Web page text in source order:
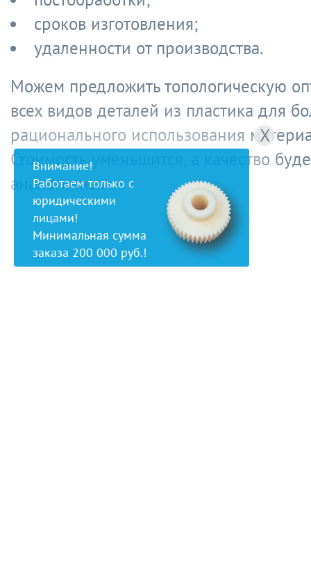
сроков изготовления;
удаленности от производства.
Можем предложить топологическую
всех видов деталей из пластика для
рационального использования
Стоимость уменьшится, а качество
аналогичным.
X
Внимание!
Работаем только с
юридическими
лицами!
Минимальная сумма
заказа 200 000 руб.!